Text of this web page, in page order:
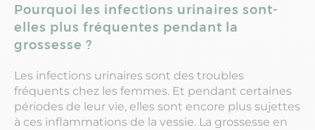
Pourquoi les infections urinaires sont-
elles plus fréquentes pendant la
grossesse ?
Les infections urinaires sont des troubles
fréquents chez les femmes. Et pendant certaines
périodes de leur vie, elles sont encore plus sujettes
à ces inflammations de la vessie. La grossesse en